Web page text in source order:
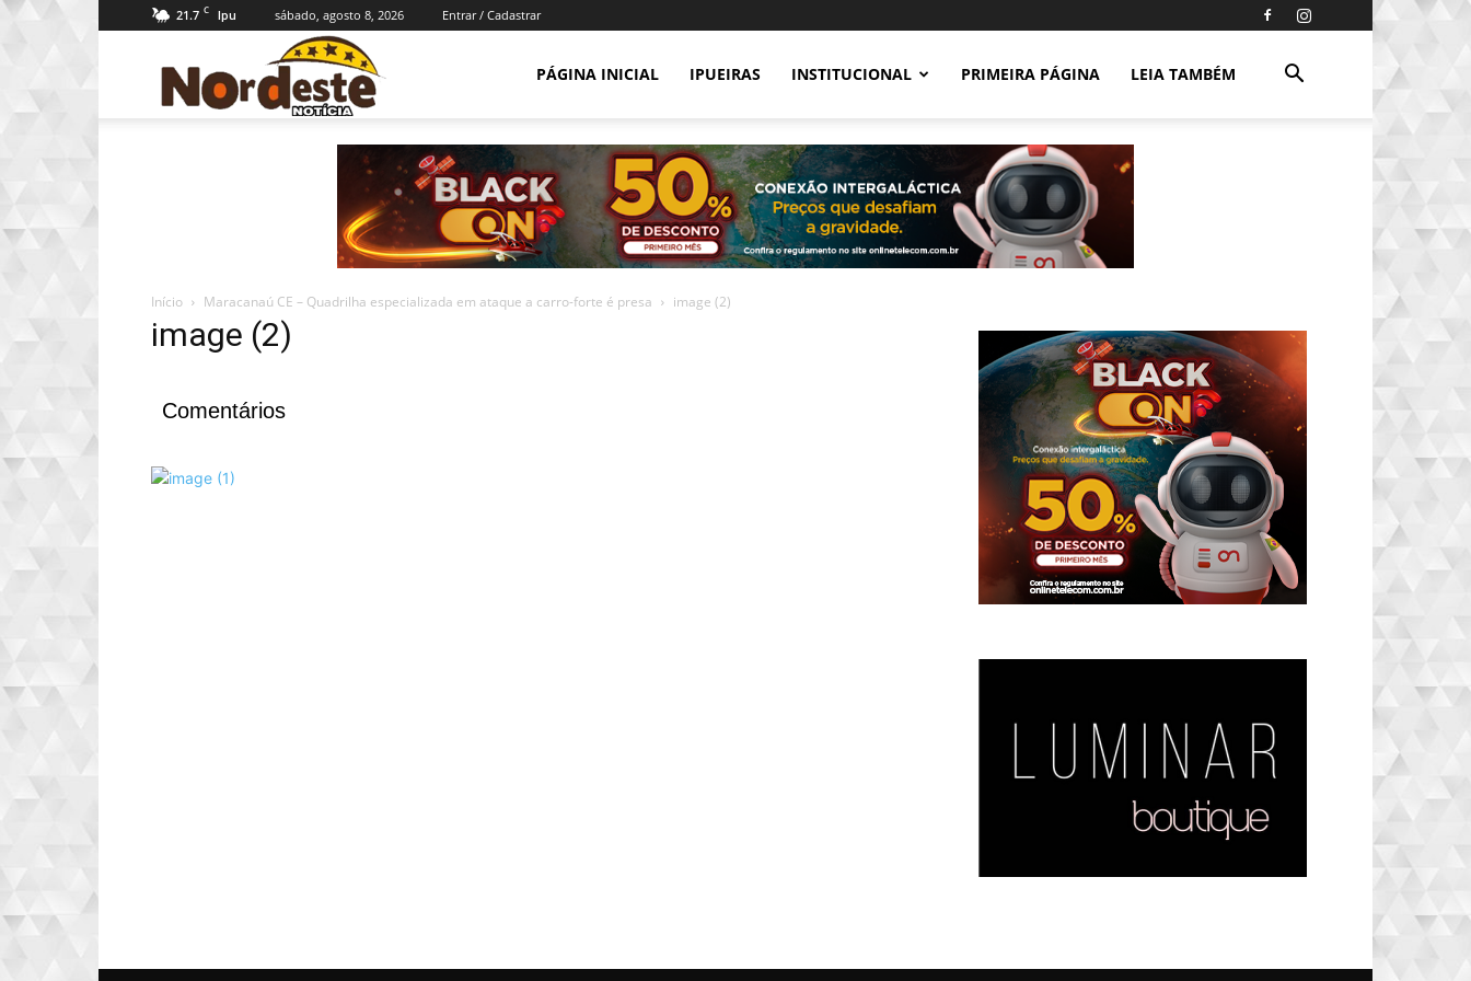
21.7 C Ipu sábado, agosto 8, 2026 Entrar / Cadastrar
Notícia
PÁGINA INICIAL IPUEIRAS INSTITUCIONAL PRIMEIRA PÁGINA LEIA TAMBÉM
Início Maracanaú CE – Quadrilha especializada em ataque a carro-forte é presa image (2)
image (2)
Comentários